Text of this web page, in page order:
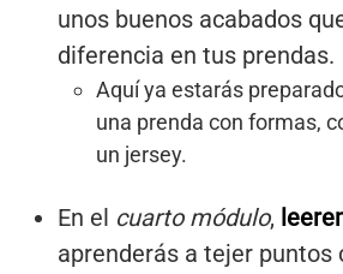
unos buenos acabados
diferencia en tus prendas.
Aquí ya estarás
una prenda con formas,
un jersey.
En el cuarto módulo,
aprenderás a tejer puntos